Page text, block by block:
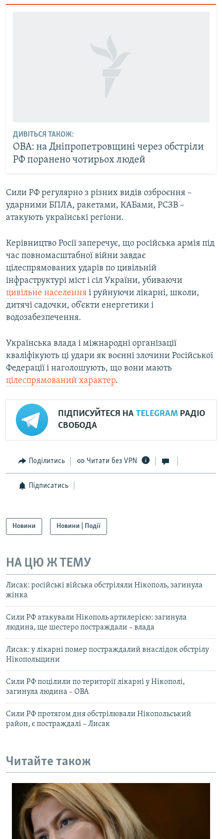
ДИВІТЬСЯ ТАКОЖ:
ОВА: на Дніпропетровщині через обстріли
РФ поранено чотирьох людей
Сили РФ регулярно з різних видів озброєння –
ударними БПЛА, ракетами, КАБами, РСЗВ –
атакують українські регіони.
Керівництво Росії заперечує, що російська армія під
час повномасштабної війни завдає
цілеспрямованих ударів по цивільній
інфраструктурі міст і сіл України, убиваючи
цивільне населення і руйнуючи лікарні, школи,
дитячі садочки, об’єкти енергетики і
водозабезпечення.
Українська влада і міжнародні організації
кваліфікують ці удари як воєнні злочини Російської
Федерації і наголошують, що вони мають
цілеспрямований характер.
ПІДПИСУЙТЕСЯ НА TELEGRAM РАДІО
СВОБОДА
Поділитись Читати без VPN
Підписатись
Новини Новини | Події
НА ЦЮ Ж ТЕМУ
Лисак: російські війська обстріляли Нікополь, загинула
жінка
Сили РФ атакували Нікополь артилерією: загинула
людина, ще шестеро постраждали – влада
Лисак: у лікарні помер постраждалий внаслідок обстрілу
Нікопольщини
Сили РФ поцілили по території лікарні у Нікополі,
загинула людина – ОВА
Сили РФ протягом дня обстрілювали Нікопольський
район, є постраждалі – Лисак
Читайте також